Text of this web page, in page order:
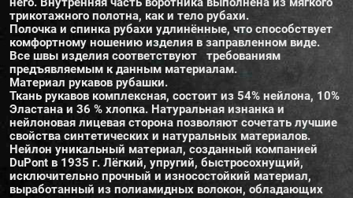
трикотажного полотна, как и тело рубахи.
Полочка и спинка рубахи удлинённые, что способствует
комфортному ношению изделия в заправленном виде.
Все швы изделия соответствуют требованиям
предъявляемым к данным материалам.
Материал рукавов рубашки.
Ткань рукавов комплексная, состоит из 54% нейлона, 10%
Эластана и 36 % хлопка. Натуральная изнанка и
нейлоновая лицевая сторона позволяют сочетать лучшие
свойства синтетических и натуральных материалов.
Нейлон уникальный материал, созданный компанией
DuPont в 1935 г. Лёгкий, упругий, быстросохнущий,
исключительно прочный и износостойкий материал,
выработанный из полиамидных волокон, обладающих